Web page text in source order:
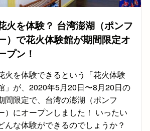
火を体験？ 台湾澎湖（ポンフ
）で花火体験館が期間限定オ
プン！
火を体験できるという「花火体験
」が、2020年5月20日〜8月20日の
間限定で、台湾の澎湖（ポンフ
）にオープンしました！ いったい
んな体験ができるのでしょうか？